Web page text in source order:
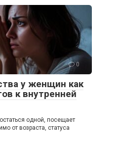
0
у женщин как
к внутренней
одной, посещает
от возраста, статуса